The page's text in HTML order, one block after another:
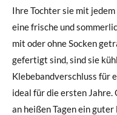
Ihre Tochter sie mit
eine frische und
mit oder ohne Socken
gefertigt sind, sind sie
Klebebandverschluss für
ideal für die ersten Jahre.
an heißen Tagen ein